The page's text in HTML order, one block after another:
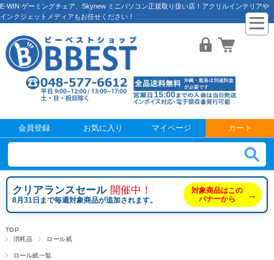
E-WIN ゲーミングチェア、Skynew ミニパソコン正規取り扱い店！アクリルインテリアや
インクジェットメディアもお任せください！
会員登録 お気に入り マイページ カート
クリアランスセール 開催中！
8月31日まで毎週対象商品が追加されます。
対象商品はこの
バナーから
→
TOP
消耗品
ロール紙
ロール紙一覧